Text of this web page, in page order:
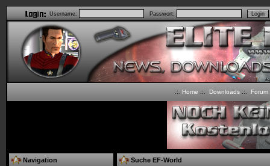
Username: Passwort:
.:. Home .:. Downloads .:. Forum
Navigation Suche EF-World